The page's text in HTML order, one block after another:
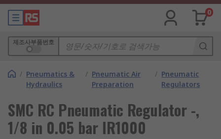
0
제조사부품번호
/ Pneumatics &
Hydraulics
/ Pneumatic Air
Preparation
/ Pneumatic
Regulators
SMC RC Pneumatic Regulator -,
1/8 in 0.05 bar IR1000